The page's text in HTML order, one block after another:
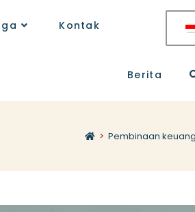
Kontak
Berita
> Pembinaan